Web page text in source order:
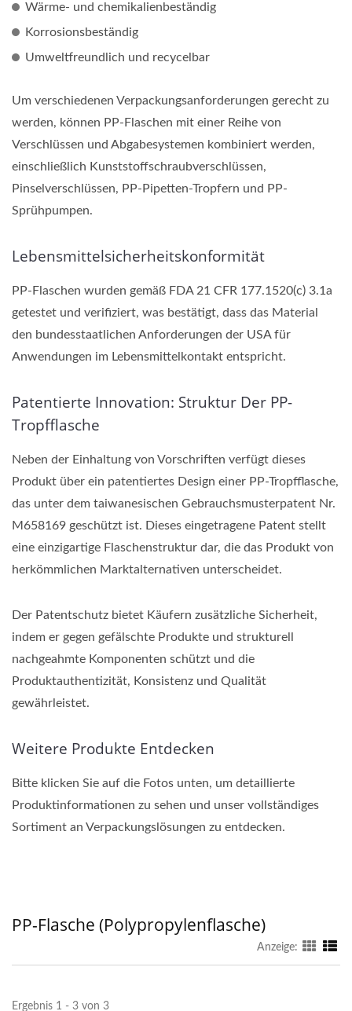
Wärme- und chemikalienbeständig
Korrosionsbeständig
Umweltfreundlich und recycelbar
Um verschiedenen Verpackungsanforderungen gerecht zu
werden, können PP-Flaschen mit einer Reihe von
Verschlüssen und Abgabesystemen kombiniert werden,
einschließlich Kunststoffschraubverschlüssen,
Pinselverschlüssen, PP-Pipetten-Tropfern und PP-
Sprühpumpen.
Lebensmittelsicherheitskonformität
PP-Flaschen wurden gemäß FDA 21 CFR 177.1520(c) 3.1a
getestet und verifiziert, was bestätigt, dass das Material
den bundesstaatlichen Anforderungen der USA für
Anwendungen im Lebensmittelkontakt entspricht.
Patentierte Innovation: Struktur Der PP-
Tropfflasche
Neben der Einhaltung von Vorschriften verfügt dieses
Produkt über ein patentiertes Design einer PP-Tropfflasche,
das unter dem taiwanesischen Gebrauchsmusterpatent Nr.
M658169 geschützt ist. Dieses eingetragene Patent stellt
eine einzigartige Flaschenstruktur dar, die das Produkt von
herkömmlichen Marktalternativen unterscheidet.
Der Patentschutz bietet Käufern zusätzliche Sicherheit,
indem er gegen gefälschte Produkte und strukturell
nachgeahmte Komponenten schützt und die
Produktauthentizität, Konsistenz und Qualität
gewährleistet.
Weitere Produkte Entdecken
Bitte klicken Sie auf die Fotos unten, um detaillierte
Produktinformationen zu sehen und unser vollständiges
Sortiment an Verpackungslösungen zu entdecken.
PP-Flasche (Polypropylenflasche)
Anzeige:
Ergebnis 1 - 3 von 3